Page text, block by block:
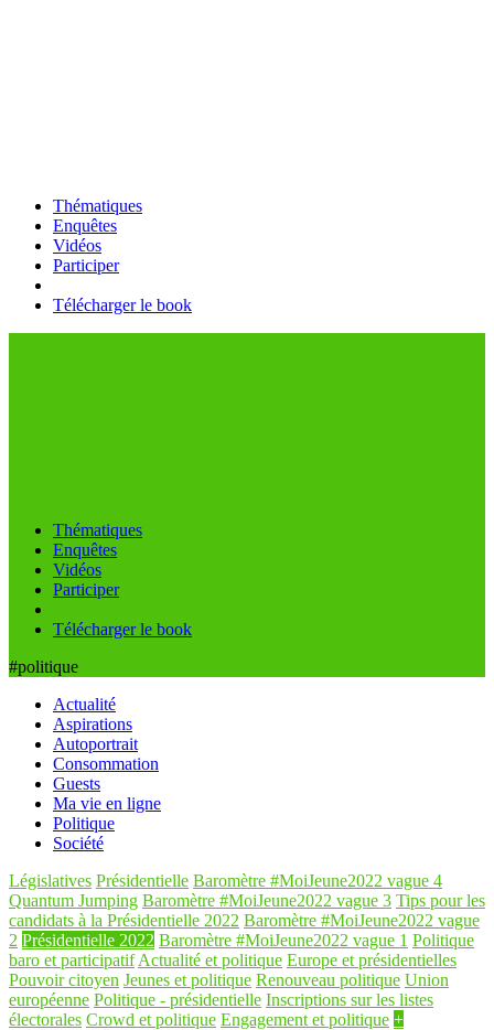
Thématiques
Enquêtes
Vidéos
Participer
Télécharger le book
Thématiques
Enquêtes
Vidéos
Participer
Télécharger le book
#politique
Actualité
Aspirations
Autoportrait
Consommation
Guests
Ma vie en ligne
Politique
Société
Législatives Présidentielle Baromètre #MoiJeune2022 vague 4
Quantum Jumping Baromètre #MoiJeune2022 vague 3 Tips pour les
candidats à la Présidentielle 2022 Baromètre #MoiJeune2022 vague
2 Présidentielle 2022 Baromètre #MoiJeune2022 vague 1 Politique
baro et participatif Actualité et politique Europe et présidentielles
Pouvoir citoyen Jeunes et politique Renouveau politique Union
européenne Politique - présidentielle Inscriptions sur les listes
électorales Crowd et politique Engagement et politique +